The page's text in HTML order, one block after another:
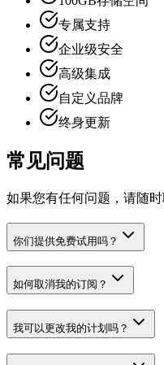
专属支持
企业级安全
高级集成
自定义品牌
终身更新
常见问题
如果您有任何问题，请随
你们提供免费试用吗？
如何取消我的订阅？
我可以更改我的计划吗？